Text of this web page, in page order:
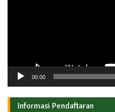
00:00
Informasi Pendaftaran